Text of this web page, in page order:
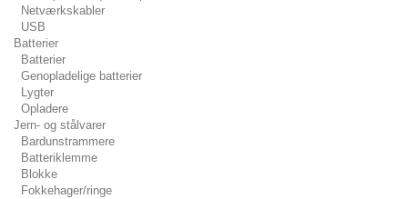
Netværkskabler
USB
Batterier
Batterier
Genopladelige batterier
Lygter
Opladere
Jern- og stålvarer
Bardunstrammere
Batteriklemme
Blokke
Fokkehager/ringe